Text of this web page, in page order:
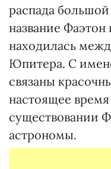
распада
название
находилась
Юпитера. С
связаны
настоящее время
существовании
астрономы.